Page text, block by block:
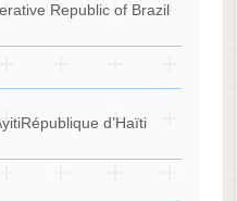
Republic of Brazil
d’Haïti